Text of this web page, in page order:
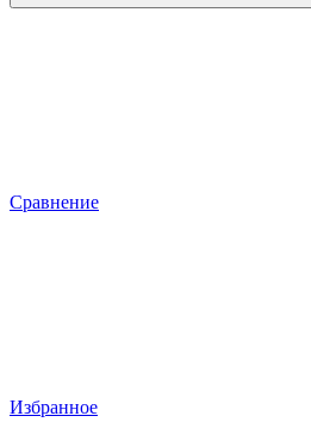
Сравнение
Избранное